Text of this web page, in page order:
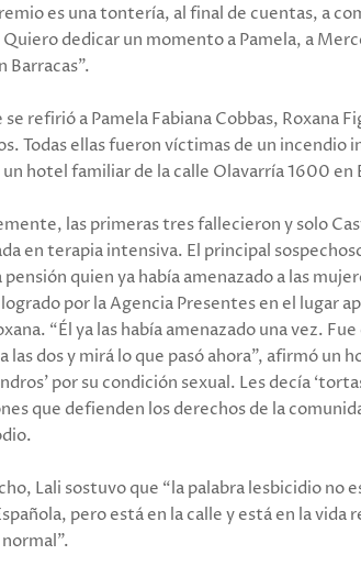
es una tontería, al final de cuentas, a
dedicar un momento a Pamela, a
Barracas”.
refirió a Pamela Fabiana Cobbas, Roxana
Todas ellas fueron víctimas de un
un hotel familiar de la calle Olavarría 1600 en
las primeras tres fallecieron y solo
en terapia intensiva. El principal
pensión quien ya había amenazado a las
por la Agencia Presentes en el lugar
“Él ya las había amenazado una vez.
las dos y mirá lo que pasó ahora”, afirmó un
por su condición sexual. Les decía
que defienden los derechos de la
Lali sostuvo que “la palabra lesbicidio no
pero está en la calle y está en la vida